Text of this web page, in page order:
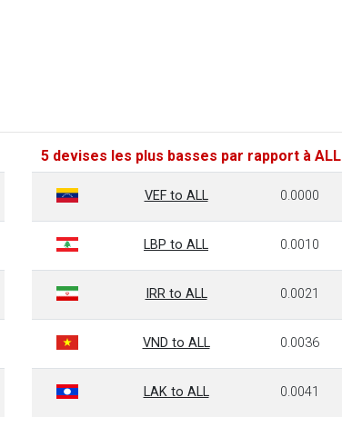
5 devises les plus basses par rapport à ALL
VEF to ALL 0.0000
LBP to ALL 0.0010
IRR to ALL 0.0021
VND to ALL 0.0036
LAK to ALL 0.0041